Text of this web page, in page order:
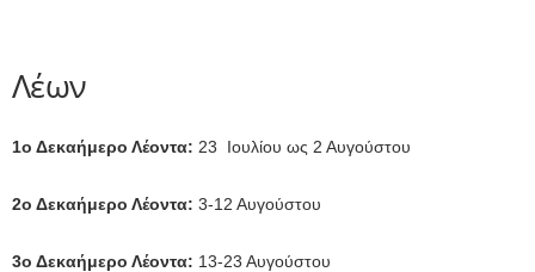
Λέων
1ο Δεκαήμερο Λέοντα: 23 Ιουλίου ως 2 Αυγούστου
2ο Δεκαήμερο Λέοντα: 3-12 Αυγούστου
3ο Δεκαήμερο Λέοντα: 13-23 Αυγούστου